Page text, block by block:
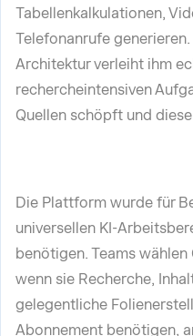
Tabellenkalkulationen,
Telefonanrufe
Architektur verleiht ihm
rechercheintensiven
Quellen schöpft und
Die Plattform wurde für
universellen KI-
benötigen. Teams
wenn sie Recherche,
gelegentliche
Abonnement benötigen,